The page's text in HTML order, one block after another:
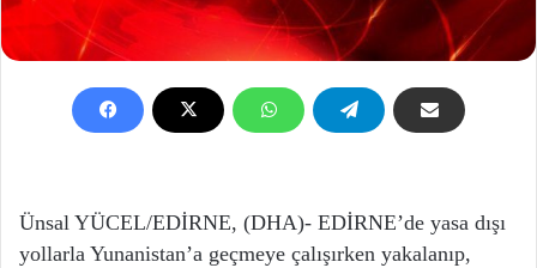
Ünsal YÜCEL/EDİRNE, (DHA)- EDİRNE’de yasa dışı
yollarla Yunanistan’a geçmeye çalışırken yakalanıp,